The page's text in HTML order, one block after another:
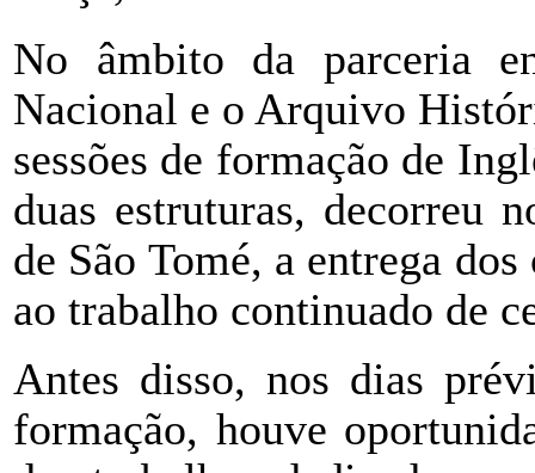
No âmbito da parceria
Nacional e o Arquivo
sessões de formação de
duas estruturas, decorreu
de São Tomé, a entrega
ao trabalho continuado de
Antes disso, nos dias
formação, houve